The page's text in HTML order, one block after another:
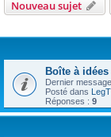
Nouveau sujet
Boîte à idées
Dernier
Posté dans
Réponses : 9